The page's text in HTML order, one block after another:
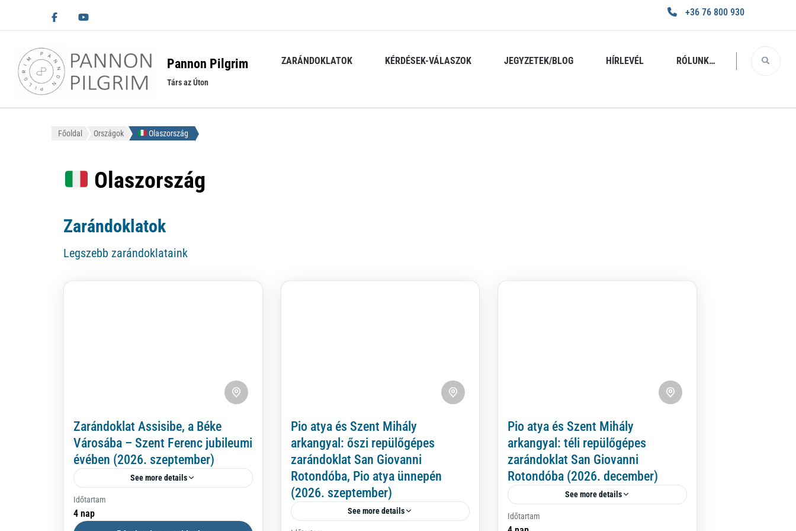
+36 76 800 930
Pannon Pilgrim
Társ az Úton
ZARÁNDOKLATOK KÉRDÉSEK-VÁLASZOK JEGYZETEK/BLOG HÍRLEVÉL RÓLUNK…
Főoldal Országok Olaszország
Olaszország
Zarándoklatok
Legszebb zarándoklataink
Zarándoklat Assisibe, a Béke
Városába – Szent Ferenc jubileumi
évében (2026. szeptember)
See more details
A nyár vége, szeptember eleje különleges
ajándék: a forróság már enyhül, a táj
Időtartam
4 nap
Pio atya és Szent Mihály
arkangyal: őszi repülőgépes
zarándoklat San Giovanni
Rotondóba, Pio atya ünnepén
(2026. szeptember)
See more details
Pio atya és Szent Mihály
arkangyal: téli repülőgépes
zarándoklat San Giovanni
Rotondóba (2026. december)
See more details
Immár majdnem hatvan évvel ezelőtt,
Időtartam